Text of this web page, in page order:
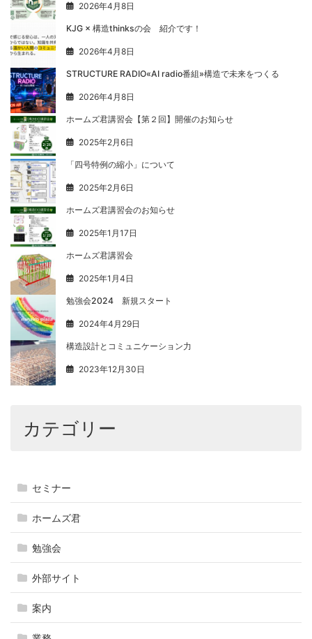
2026年4月8日
KJG × 構造thinksの会 紹介です！
2026年4月8日
STRUCTURE RADIO«AI radio番組»構造で未来をつくる
2026年4月8日
ホームズ君講習会【第２回】開催のお知らせ
2025年2月6日
「四号特例の縮小」について
2025年2月6日
ホームズ君講習会のお知らせ
2025年1月17日
ホームズ君講習会
2025年1月4日
勉強会2024 新規スタート
2024年4月29日
構造設計とコミュニケーション力
2023年12月30日
カテゴリー
セミナー
ホームズ君
勉強会
外部サイト
案内